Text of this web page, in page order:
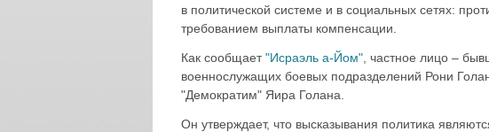
в политической системе и в социальных сетях:
требованием выплаты компенсации.
Как сообщает"Исраэль а-Йом" , частное лицо –
военнослужащих боевых подразделений Рони
"Демократим" Яира Голана.
Он утверждает, что высказывания политика